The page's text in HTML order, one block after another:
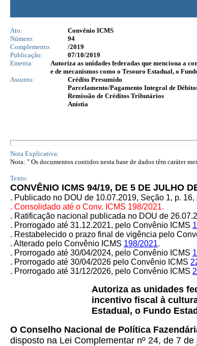
Ato:
Convênio ICMS
Número:
94
Complemento:
/2019
Publicação:
07/10/2019
Ementa:
Autoriza as unidades federadas que menciona a
e de mecanismos como o Tesouro Estadual, o
Assunto:
Crédito Presumido
Parcelamento/Pagamento Integral de
Remissão de Créditos Tributários
Anistia
Nota Explicativa:
Nota: " Os documentos contidos nesta base de dados têm caráter
Texto:
CONVÊNIO ICMS 94/19, DE 5 DE JULHO
. Publicado no DOU de 10.07.2019, Seção 1, p.
. Consolidado até o Conv. ICMS 198/2021.
. Ratificação nacional publicada no DOU de
. Prorrogado até 31.12.2021, pelo Convênio ICMS
. Restabelecido o prazo final de vigência pelo
. Alterado pelo Convênio ICMS 198/2021.
. Prorrogado até 30/04/2024, pelo Convênio ICMS
. Prorrogado até 30/04/2026 pelo Convênio ICMS
. Prorrogado até 31/12/2026, pelo Convênio ICMS
Autoriza as unidades
incentivo fiscal à
Estadual, o Fundo
O Conselho Nacional de Política
disposto na Lei Complementar nº 24, de 7